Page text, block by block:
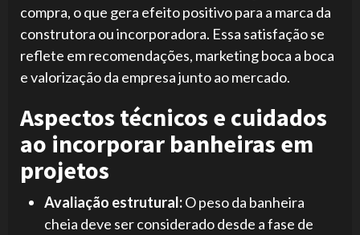
compra, o que gera efeito positivo para a marca da
construtora ou incorporadora. Essa satisfação se
reflete em recomendações, marketing boca a boca
e valorização da empresa junto ao mercado.
Aspectos técnicos e cuidados
ao incorporar banheiras em
projetos
Avaliação estrutural:O peso da banheira
cheia deve ser considerado desde a fase de